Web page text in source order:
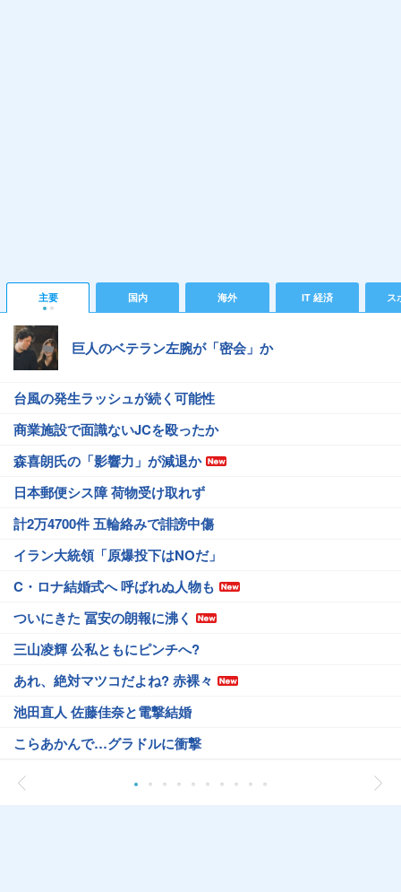
主要 国内 海外 IT 経済 ス
巨人のベテラン左腕が「密会」か
台風の発生ラッシュが続く可能性
商業施設で面識ないJCを殴ったか
森喜朗氏の「影響力」が減退か
日本郵便シス障 荷物受け取れず
計2万4700件 五輪絡みで誹謗中傷
イラン大統領「原爆投下はNOだ」
C・ロナ結婚式へ 呼ばれぬ人物も
ついにきた 冨安の朗報に沸く
三山凌輝 公私ともにピンチへ?
あれ、絶対マツコだよね? 赤裸々
池田直人 佐藤佳奈と電撃結婚
こらあかんで…グラドルに衝撃